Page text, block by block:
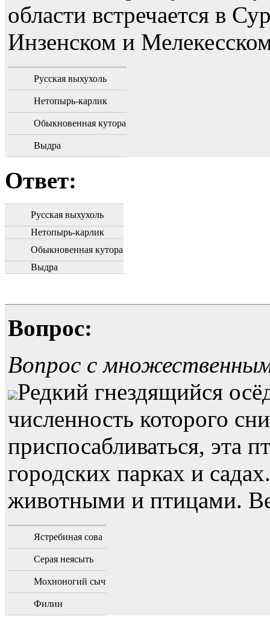
области встречается в
Инзенском и
Русская выхухоль
Нетопырь-карлик
Обыкновенная кутора
Выдра
Ответ:
Русская выхухоль
Нетопырь-карлик
Обыкновенная кутора
Выдра
Вопрос:
Вопрос с
Редкий гнездящийся
численность которого
приспосабливаться, эта
городских парках и
животными и птицами.
Ястребиная сова
Серая неясыть
Мохноногий сыч
Филин